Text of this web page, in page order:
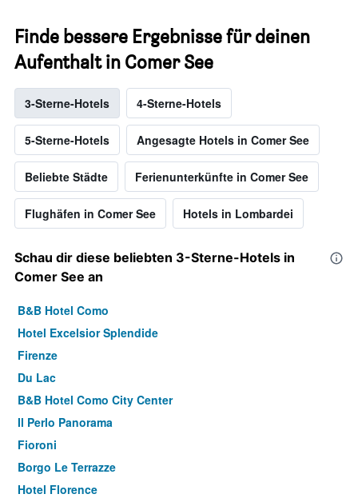
Finde bessere Ergebnisse für deinen
Aufenthalt in Comer See
3-Sterne-Hotels 4-Sterne-Hotels
5-Sterne-Hotels Angesagte Hotels in Comer See
Beliebte Städte Ferienunterkünfte in Comer See
Flughäfen in Comer See Hotels in Lombardei
Schau dir diese beliebten 3-Sterne-Hotels in
Comer See an
B&B Hotel Como
Hotel Excelsior Splendide
Firenze
Du Lac
B&B Hotel Como City Center
Il Perlo Panorama
Fioroni
Borgo Le Terrazze
Hotel Florence